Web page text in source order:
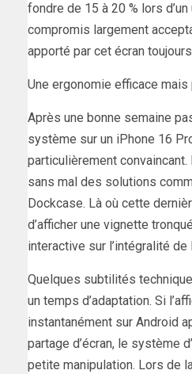
fondre de 15 à 20 % lors
compromis largement
apporté par cet écran
Une ergonomie efficace
Après une bonne semaine
système sur un iPhone 16
particulièrement
sans mal des solutions
Dockcase. Là où cette
d’afficher une vignette
interactive sur l’intégralité de
Quelques subtilités
un temps d’adaptation. Si
instantanément sur Android
partage d’écran, le système
petite manipulation. Lors de